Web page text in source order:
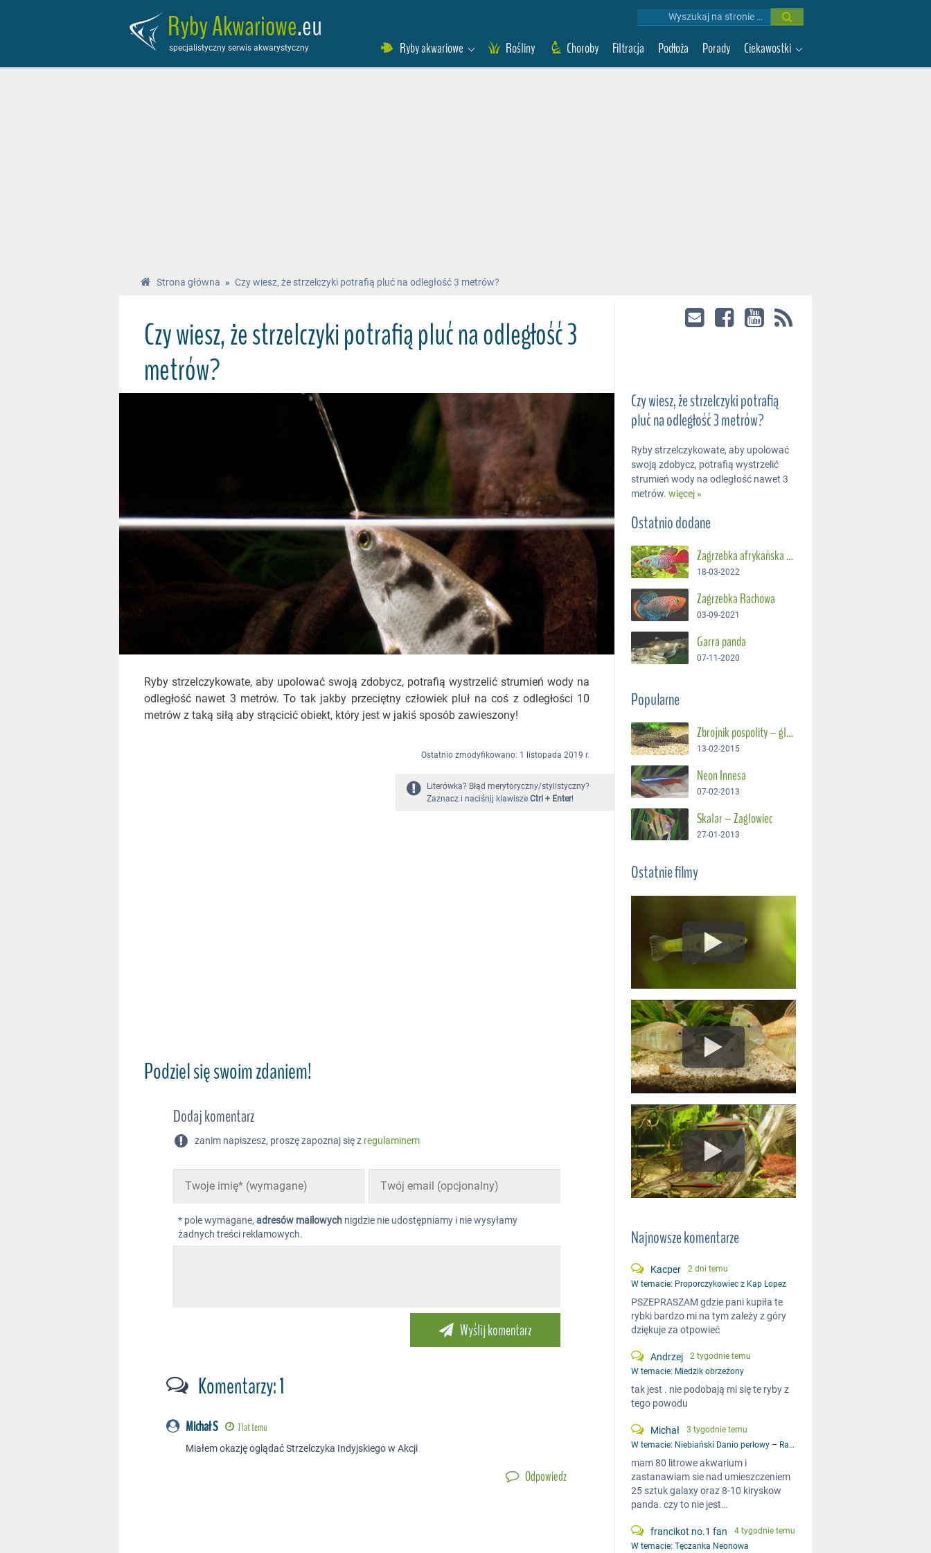
Ryby Akwariowe.eu
specjalistyczny serwis akwarystyczny Ryby akwariowe Rośliny Choroby Filtracja Podłoża Porady Ciekawostki
Wyniki
Strona główna » Czy wiesz, że strzelczyki potrafią pluć na odległość 3 metrów?
Czy wiesz, że strzelczyki potrafią pluć na odległość 3
metrów?
Ryby strzelczykowate, aby upolować swoją zdobycz, potrafią wystrzelić strumień wody na
odległość nawet 3 metrów. To tak jakby przeciętny człowiek pluł na coś z odległości 10
metrów z taką siłą aby strącicić obiekt, który jest w jakiś sposób zawieszony!
Ostatnio zmodyfikowano: 1 listopada 2019 r.
Literówka? Błąd merytoryczny/stylistyczny?
Zaznacz i naciśnij klawiszeCtrl + Enter!
Podziel się swoim zdaniem!
Dodaj komentarz
zanim napiszesz, proszę zapoznaj się z regulaminem
* pole wymagane, adresów mailowychnigdzie nie udostępniamy i nie wysyłamy
żadnych treści reklamowych.
Komentarzy: 1
Michał S 7 lat temu
Miałem okazję oglądać Strzelczyka Indyjskiego w Akcji
Odpowiedz
Czy wiesz, że strzelczyki potrafią
pluć na odległość 3 metrów?
Ryby strzelczykowate, aby upolować
swoją zdobycz, potrafią wystrzelić
strumień wody na odległość nawet 3
metrów. więcej »
Ostatnio dodane
Zagrzebka afrykańska – Suszec Gunthera
18-03-2022
Zagrzebka Rachowa
03-09-2021
Garra panda
07-11-2020
Popularne
Zbrojnik pospolity – glonojad
13-02-2015
Neon Innesa
07-02-2013
Skalar – Żaglowiec
27-01-2013
Ostatnie filmy
Najnowsze komentarze
Kacper
2 dni temu
W temacie: Proporczykowiec z Kap Lopez
PSZEPRASZAM gdzie pani kupiła te
rybki bardzo mi na tym zależy z góry
dziękuje za otpowieć
Andrzej
2 tygodnie temu
W temacie: Miedzik obrzeżony
tak jest . nie podobają mi się te ryby z
tego powodu
Michał
3 tygodnie temu
W temacie: Niebiański Danio perłowy – Razbora galaxy
mam 80 litrowe akwarium i
zastanawiam sie nad umieszczeniem
25 sztuk galaxy oraz 8-10 kiryskow
panda. czy to nie jest…
francikot no.1 fan
4 tygodnie temu
W temacie: Tęczanka Neonowa